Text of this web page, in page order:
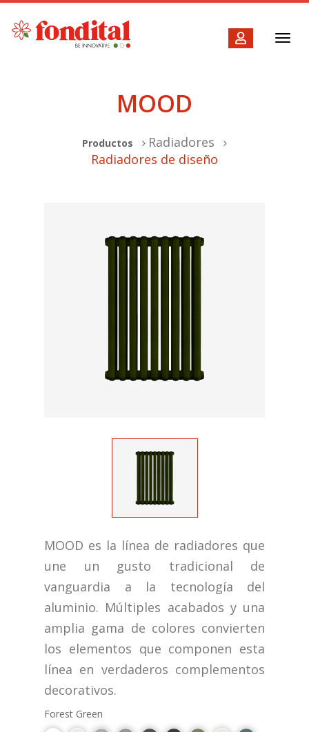
MOOD
Productos
Radiadores
Radiadores de diseño
MOOD es la línea de radiadores que
une un gusto tradicional de
vanguardia a la tecnología del
aluminio. Múltiples acabados y una
amplia gama de colores convierten
los elementos que componen esta
línea en verdaderos complementos
decorativos.
Forest Green